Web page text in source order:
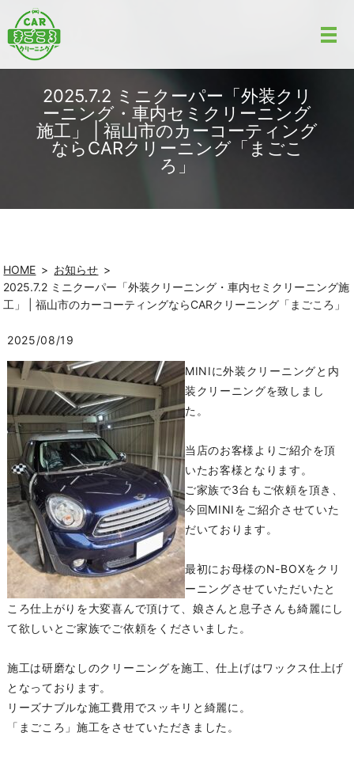
2025.7.2 ミニクーパー「外装クリ
ーニング・車内セミクリーニング
施工」 | 福山市のカーコーティング
ならCARクリーニング「まごこ
ろ」
HOME
お知らせ
2025.7.2 ミニクーパー「外装クリーニング・車内セミクリーニング施
工」 | 福山市のカーコーティングならCARクリーニング「まごころ」
2025/08/19
MINIに外装クリーニングと内
装クリーニングを致しまし
た。
当店のお客様よりご紹介を頂
いたお客様となります。
ご家族で3台もご依頼を頂き、
今回MINIをご紹介させていた
だいております。
最初にお母様のN-BOXをクリ
ーニングさせていただいたと
ころ仕上がりを大変喜んで頂けて、娘さんと息子さんも綺麗にし
て欲しいとご家族でご依頼をくださいました。
施工は研磨なしのクリーニングを施工、仕上げはワックス仕上げ
となっております。
リーズナブルな施工費用でスッキリと綺麗に。
「まごころ」施工をさせていただきました。